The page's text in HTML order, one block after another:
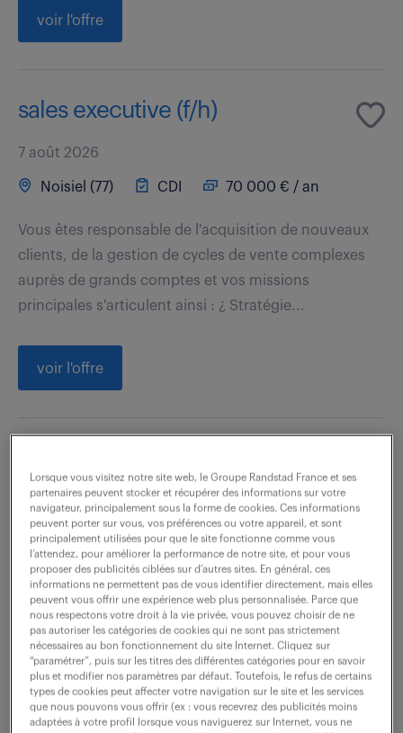
voir l'offre
sales executive (f/h)
7 août 2026
Noisiel (77) CDI 70 000 € / an
Vous êtes responsable de l'acquisition de nouveaux
clients, de la gestion de cycles de vente complexes
auprès de grands comptes et vos missions
principales s'articulent ainsi : ¿ Stratégie...
voir l'offre
itinérant (f/h)
7 août 2026
Melun (77) CDI 50 000 € / an
Missions principales : - >Travail de prescription auprès
des maîtres d'œuvre (architectes ou bureaux
d'études) ainsi que des maîtres d'ouvrages publics ou
privés (collectivités locales,...
Lorsque vous visitez notre site web, le Groupe Randstad France et ses
partenaires peuvent stocker et récupérer des informations sur votre
navigateur, principalement sous la forme de cookies. Ces informations
peuvent porter sur vous, vos préférences ou votre appareil, et sont
principalement utilisées pour que le site fonctionne comme vous
l’attendez, pour améliorer la performance de notre site, et pour vous
proposer des publicités ciblées sur d’autres sites. En général, ces
informations ne permettent pas de vous identifier directement, mais elles
peuvent vous offrir une expérience web plus personnalisée. Parce que
nous respectons votre droit à la vie privée, vous pouvez choisir de ne
pas autoriser les catégories de cookies qui ne sont pas strictement
nécessaires au bon fonctionnement du site Internet. Cliquez sur
“paramétrer”, puis sur les titres des différentes catégories pour en savoir
plus et modifier nos paramètres par défaut. Toutefois, le refus de certains
types de cookies peut affecter votre navigation sur le site et les services
que nous pouvons vous offrir (ex : vous recevrez des publicités moins
adaptées à votre profil lorsque vous naviguerez sur Internet, vous ne